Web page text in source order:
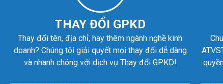
THAY ĐỔI GPKD
Thay đổi tên, địa chỉ, hay thêm ngành nghề kinh
doanh? Chúng tôi giải quyết mọi thay đổi dễ dàng
và nhanh chóng với dịch vụ Thay đổi GPKD!